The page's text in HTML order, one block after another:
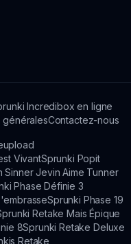
Incredibox en ligne
généralesContactez-nous
VivantSprunki Popit
Sinner Jevin Aime Tunner
Phase Définie 3
Sprunki Phase 19
Retake Mais Épique
8Sprunki Retake Deluxe
Retake